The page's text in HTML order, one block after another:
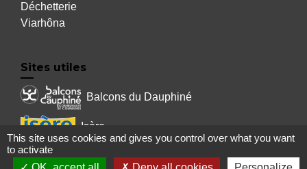
Déchetterie
Viarhôna
Sites utiles
Balcons du Dauphiné
Isère
Auvergne Rhône Alpes
This site uses cookies and gives you control over what you want
to activate